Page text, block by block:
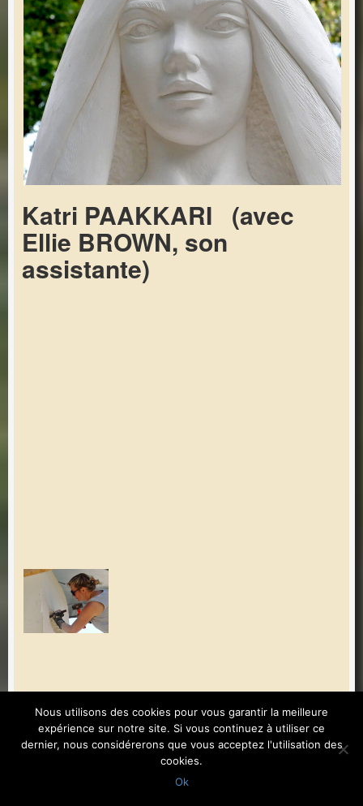
Katri PAAKKARI (avec
Ellie BROWN, son
assistante)
Nous utilisons des cookies pour vous garantir la meilleure
expérience sur notre site. Si vous continuez à utiliser ce
dernier, nous considérerons que vous acceptez l'utilisation des
cookies.
Ok